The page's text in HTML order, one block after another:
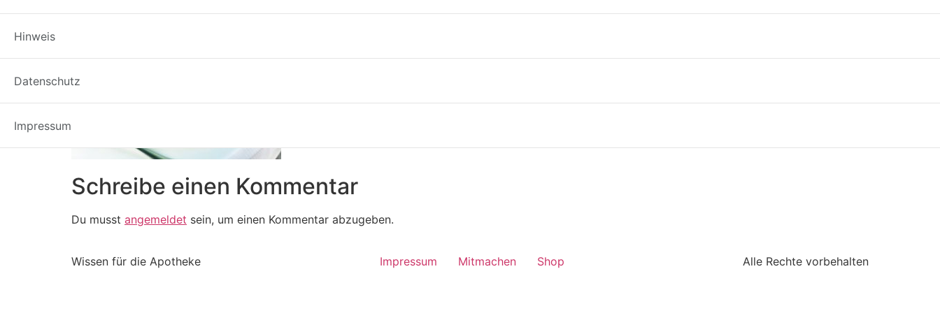
Hinweis
Datenschutz
Impressum
Schreibe einen Kommentar
Du musst angemeldet sein, um einen Kommentar abzugeben.
Wissen für die Apotheke Impressum Mitmachen Shop Alle Rechte vorbehalten